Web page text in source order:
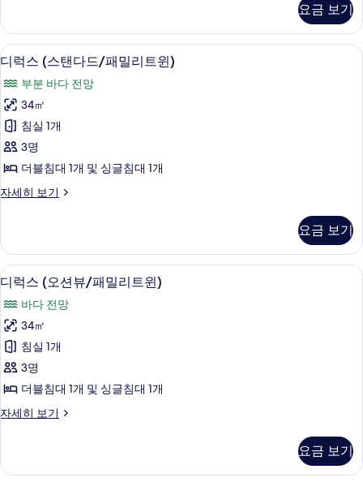
사
진
모
두
보
기
(오
션
뷰/
트
윈)
자
세
히
보
기
요금 보기
디
럭
스
(스
탠
다
드/
패
리
트
윈)
사
진
모
두
보
기
고급 침구, 오리/거위털 이불, 미니바,
2
디럭스 (스탠다드/패밀리트윈)
부분 바다 전망
34㎡
침실 1개
3명
더블침대 1개 및 싱글침대 1개
자세히 보기
디
탠
다
드/
패
밀
리
트
윈)
자
세
히
보
요금 보기
디
럭
스
(오
션
뷰/
패
밀
트
고급 침구, 오리/거위털 이불, 미니바,
2
디럭스 (오션뷰/패밀리트윈)
바다 전망
34㎡
침실 1개
3명
더블침대 1개 및 싱글침대 1개
자세히 보기
디
션
요금 보기